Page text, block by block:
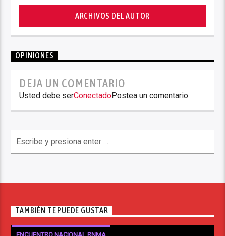
ARCHIVOS DEL AUTOR
OPINIONES
DEJA UN COMENTARIO
Usted debe serConectadoPostea un comentario
TAMBIÉN TE PUEDE GUSTAR